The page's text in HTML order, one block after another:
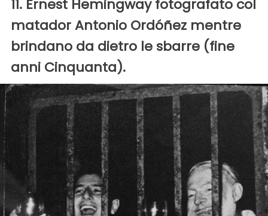
11. Ernest Hemingway fotografato col
matador Antonio Ordóñez mentre
brindano da dietro le sbarre (fine
anni Cinquanta).